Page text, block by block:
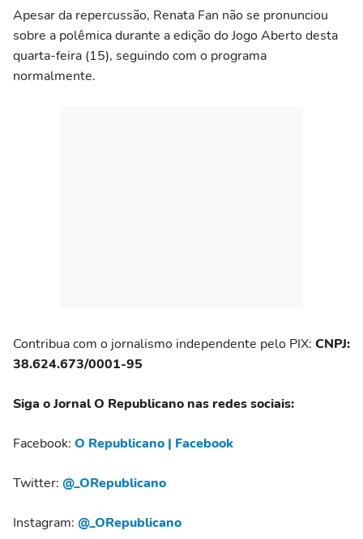
Apesar da repercussão, Renata Fan não se pronunciou
sobre a polêmica durante a edição do Jogo Aberto desta
quarta-feira (15), seguindo com o programa
normalmente.
Contribua com o jornalismo independente pelo PIX: CNPJ:
38.624.673/0001-95
Siga o Jornal O Republicano nas redes sociais:
Facebook: O Republicano | Facebook
Twitter: @_ORepublicano
Instagram: @_ORepublicano